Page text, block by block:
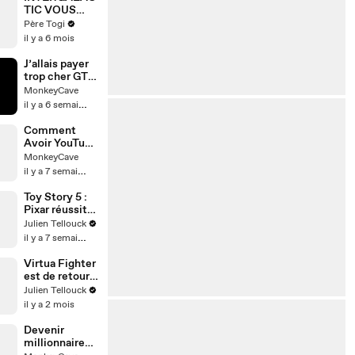
TIC VOUS
VOULEZ
QUOI
Père Togi
il y a 6 mois
J’allais payer
trop cher GTA
6…
MonkeyCave
il y a 6 semaines
Comment
Avoir YouTube
sur Nintendo
Switch 2
MonkeyCave
il y a 7 semaines
Toy Story 5 :
Pixar réussit-
il son grand
retour ?
Julien Tellouck
il y a 7 semaines
Virtua Fighter
est de retour…
et ça peut
faire très mal
Julien Tellouck
il y a 2 mois
Devenir
millionnaire